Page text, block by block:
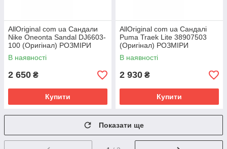
AllOriginal com ua Сандали
Nike Oneonta Sandal DJ6603-
100 (Оригінал) РОЗМІРИ
ЗАПИТУЙТЕ
В наявності
2 650 ₴
Купити
AllOriginal com ua Сандалі
Puma Traek Lite 38907503
(Оригінал) РОЗМІРИ
ЗАПИТУЙТЕ
В наявності
2 930 ₴
Купити
Показати ще